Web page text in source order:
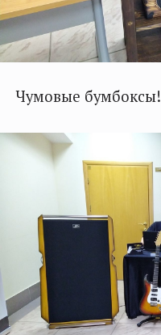
Чумовые бумбоксы!